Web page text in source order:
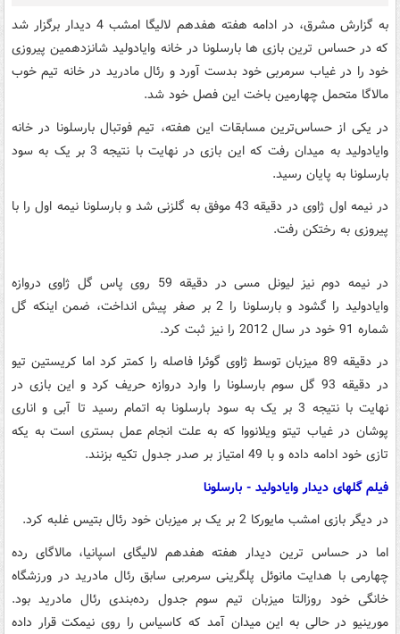
به گزارش مشرق، در ادامه هفته هفدهم لالیگا امشب 4 دیدار برگزار شد
که در حساس ترین بازی ها بارسلونا در خانه وایادولید شانزدهمین پیروزی
خود را در غیاب سرمربی خود بدست آورد و رئال مادرید در خانه تیم خوب
مالاگا متحمل چهارمین باخت این فصل خود شد.
در یکی از حساس‌ترین مسابقات این هفته، تیم فوتبال بارسلونا در خانه
وایادولید به میدان رفت که این بازی در نهایت با نتیجه 3 بر یک به سود
بارسلونا به پایان رسید.
در نیمه اول ژاوی در دقیقه 43 موفق به گلزنی شد و بارسلونا نیمه اول را با
پیروزی به رختکن رفت.
در نیمه دوم نیز لیونل مسی در دقیقه 59 روی پاس گل ژاوی دروازه
وایادولید را گشود و بارسلونا را 2 بر صفر پیش انداخت،‌ ضمن اینکه گل
شماره 91 خود در سال 2012 را نیز ثبت کرد.
در دقیقه 89 میزبان توسط ژاوی گوئرا فاصله را کمتر کرد اما کریستین تیو
در دقیقه 93 گل سوم بارسلونا را وارد دروازه حریف کرد و این بازی در
نهایت با نتیجه 3 بر یک به سود بارسلونا به اتمام رسید تا آبی و اناری
پوشان در غیاب تیتو ویلانووا که به علت انجام عمل بستری است به یکه
تازی خود ادامه داده و با 49 امتیاز بر صدر جدول تکیه بزنند.
فیلم گلهای دیدار وایادولید - بارسلونا
در دیگر بازی امشب مایورکا 2 بر یک بر میزبان خود رئال بتیس غلبه کرد.
اما در حساس ترین دیدار هفته هفدهم لالیگای اسپانیا، مالاگای رده
چهارمی با هدایت مانوئل پلگرینی سرمربی سابق رئال مادرید در ورزشگاه
خانگی خود روزالتا میزبان تیم سوم جدول رده‌بندی رئال مادرید بود.
مورینیو در حالی به این میدان آمد که کاسیاس را روی نیمکت قرار داده